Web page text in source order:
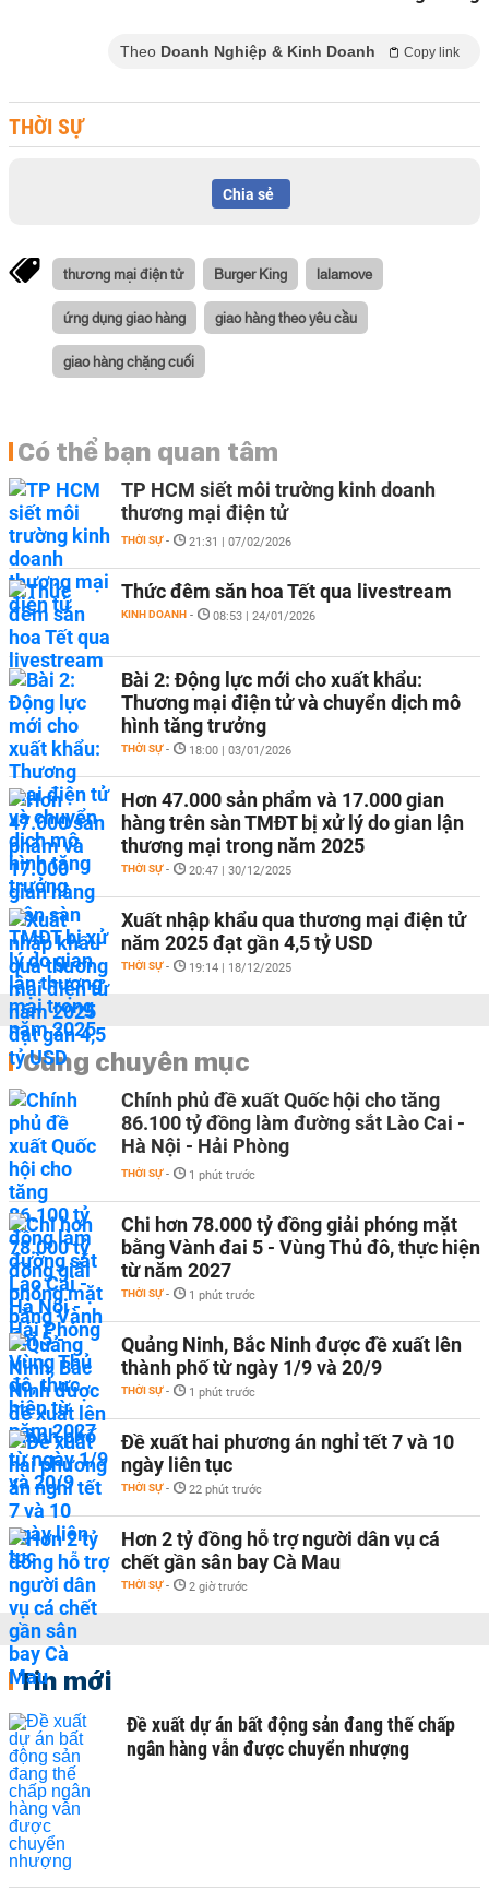
Theo Doanh Nghiệp & Kinh Doanh Copy link
THỜI SỰ
Chia sẻ
thương mại điện tử Burger King lalamove
ứng dụng giao hàng giao hàng theo yêu cầu
giao hàng chặng cuối
Có thể bạn quan tâm
TP HCM siết môi trường kinh doanh
thương mại điện tử
THỜI SỰ - 21:31 | 07/02/2026
Thức đêm săn hoa Tết qua livestream
KINH DOANH - 08:53 | 24/01/2026
Bài 2: Động lực mới cho xuất khẩu:
Thương mại điện tử và chuyển dịch mô
hình tăng trưởng
THỜI SỰ - 18:00 | 03/01/2026
Hơn 47.000 sản phẩm và 17.000 gian
hàng trên sàn TMĐT bị xử lý do gian lận
thương mại trong năm 2025
THỜI SỰ - 20:47 | 30/12/2025
Xuất nhập khẩu qua thương mại điện tử
năm 2025 đạt gần 4,5 tỷ USD
THỜI SỰ - 19:14 | 18/12/2025
Cùng chuyên mục
Chính phủ đề xuất Quốc hội cho tăng
86.100 tỷ đồng làm đường sắt Lào Cai -
Hà Nội - Hải Phòng
THỜI SỰ - 1 phút trước
Chi hơn 78.000 tỷ đồng giải phóng mặt
bằng Vành đai 5 - Vùng Thủ đô, thực hiện
từ năm 2027
THỜI SỰ - 1 phút trước
Quảng Ninh, Bắc Ninh được đề xuất lên
thành phố từ ngày 1/9 và 20/9
THỜI SỰ - 1 phút trước
Đề xuất hai phương án nghỉ tết 7 và 10
ngày liên tục
THỜI SỰ - 22 phút trước
Hơn 2 tỷ đồng hỗ trợ người dân vụ cá
chết gần sân bay Cà Mau
THỜI SỰ - 2 giờ trước
Tin mới
Đề xuất dự án bất động sản đang thế chấp
ngân hàng vẫn được chuyển nhượng